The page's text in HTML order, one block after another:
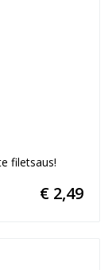
filetsaus!
€ 2,49